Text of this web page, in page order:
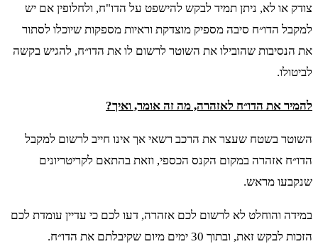
צודק או לא, ניתן תמיד לבקש להישפט על הדו"ח, ולחלופין אם יש
למקבל הדו״ח סיבה מספיק מוצדקת וראיות מספקות שיוכלו לסתור
את הנסיבות שהובילו את השוטר לרשום לו את הדו״ח, להגיש בקשה
לביטולו.
להמיר את הדו״ח לאזהרה, מה זה אומר, ואיך?
השוטר בשטח שעצר את הרכב רשאי אך אינו חייב לרשום למקבל
הדו״ח אזהרה במקום הקנס הכספי, וזאת בהתאם לקריטריונים
שנקבעו מראש.
במידה והוחלט לא לרשום לכם אזהרה, דעו לכם כי עדיין עומדת לכם
הזכות לבקש זאת, ובתוך 30 ימים מיום שקיבלתם את הדו״ח.